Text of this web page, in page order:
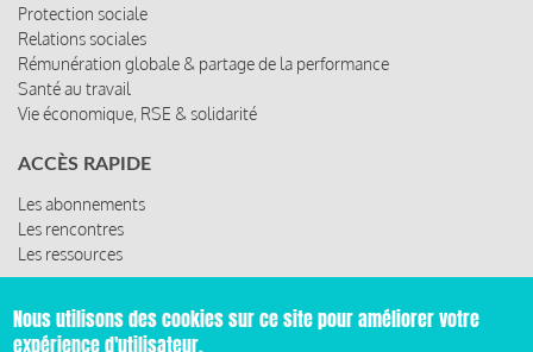
Protection sociale
Relations sociales
Rémunération globale & partage de la performance
Santé au travail
Vie économique, RSE & solidarité
ACCÈS RAPIDE
Les abonnements
Les rencontres
Les ressources
Nous utilisons des cookies sur ce site pour améliorer votre
expérience d'utilisateur.